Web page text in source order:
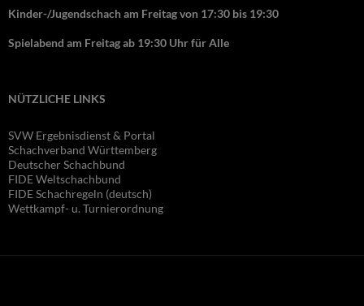
Kinder-/Jugendschach am Freitag von 17:30 bis 19:30
Spielabend am Freitag ab 19:30 Uhr für Alle
NÜTZLICHE LINKS
SVW Ergebnisdienst & Portal
Schachverband Württemberg
Deutscher Schachbund
FIDE Weltschachbund
FIDE Schachregeln (deutsch)
Wettkampf- u. Turnierordnung